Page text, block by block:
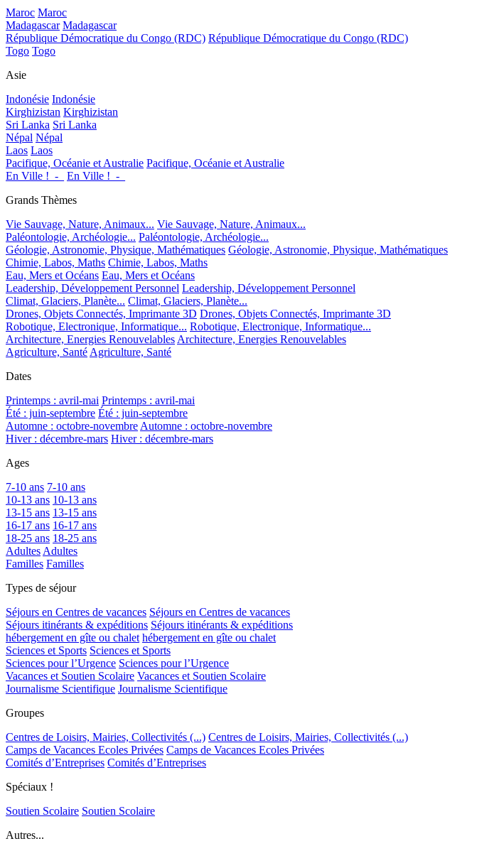
Maroc Maroc
Madagascar Madagascar
République Démocratique du Congo (RDC) République Démocratique du Congo (RDC)
Togo Togo
Asie
Indonésie Indonésie
Kirghizistan Kirghizistan
Sri Lanka Sri Lanka
Népal Népal
Laos Laos
Pacifique, Océanie et Australie Pacifique, Océanie et Australie
En Ville !_-_
En Ville !_-_
Grands Thèmes
Vie Sauvage, Nature, Animaux... Vie Sauvage, Nature, Animaux...
Paléontologie, Archéologie... Paléontologie, Archéologie...
Géologie, Astronomie, Physique, Mathématiques Géologie, Astronomie, Physique, Mathématiques
Chimie, Labos, Maths Chimie, Labos, Maths
Eau, Mers et Océans Eau, Mers et Océans
Leadership, Développement Personnel Leadership, Développement Personnel
Climat, Glaciers, Planète... Climat, Glaciers, Planète...
Drones, Objets Connectés, Imprimante 3D Drones, Objets Connectés, Imprimante 3D
Robotique, Electronique, Informatique... Robotique, Electronique, Informatique...
Architecture, Energies Renouvelables Architecture, Energies Renouvelables
Agriculture, Santé Agriculture, Santé
Dates
Printemps : avril-mai Printemps : avril-mai
Été : juin-septembre Été : juin-septembre
Automne : octobre-novembre Automne : octobre-novembre
Hiver : décembre-mars Hiver : décembre-mars
Ages
7-10 ans 7-10 ans
10-13 ans 10-13 ans
13-15 ans 13-15 ans
16-17 ans 16-17 ans
18-25 ans 18-25 ans
Adultes Adultes
Familles Familles
Types de séjour
Séjours en Centres de vacances Séjours en Centres de vacances
Séjours itinérants & expéditions Séjours itinérants & expéditions
hébergement en gîte ou chalet hébergement en gîte ou chalet
Sciences et Sports Sciences et Sports
Sciences pour l’Urgence Sciences pour l’Urgence
Vacances et Soutien Scolaire Vacances et Soutien Scolaire
Journalisme Scientifique Journalisme Scientifique
Groupes
Centres de Loisirs, Mairies, Collectivités (...) Centres de Loisirs, Mairies, Collectivités (...)
Camps de Vacances Ecoles Privées Camps de Vacances Ecoles Privées
Comités d’Entreprises Comités d’Entreprises
Spéciaux !
Soutien Scolaire Soutien Scolaire
Autres...